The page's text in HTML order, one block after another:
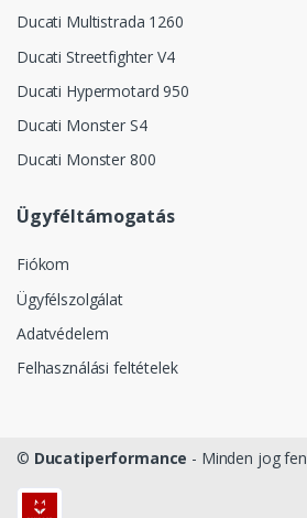
Ducati Multistrada 1260
Ducati Streetfighter V4
Ducati Hypermotard 950
Ducati Monster S4
Ducati Monster 800
Ügyféltámogatás
Fiókom
Ügyfélszolgálat
Adatvédelem
Felhasználási feltételek
© Ducatiperformance - Minden jog